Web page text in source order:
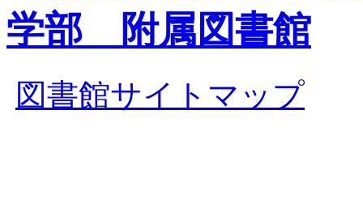
図書館サイトマップ